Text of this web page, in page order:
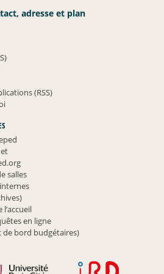
adresse et plan
(RSS)
salles
en ligne
de bord budgétaires)